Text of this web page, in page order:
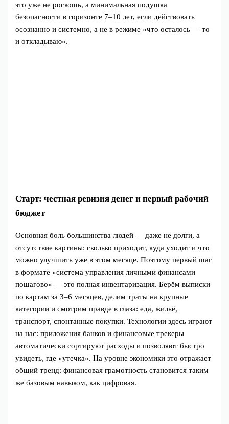
это уже не роскошь, а минимальная подушка
безопасности в горизонте 7–10 лет, если действовать
осознанно и системно, а не в режиме «что осталось — то
и откладываю».
Старт: честная ревизия денег и первый рабочий
бюджет
Основная боль большинства людей — даже не долги, а
отсутствие картины: сколько приходит, куда уходит и что
можно улучшить уже в этом месяце. Поэтому первый шаг
в формате «система управления личными финансами
пошагово» — это полная инвентаризация. Берём выписки
по картам за 3–6 месяцев, делим траты на крупные
категории и смотрим правде в глаза: еда, жильё,
транспорт, спонтанные покупки. Технологии здесь играют
на нас: приложения банков и финансовые трекеры
автоматически сортируют расходы и позволяют быстро
увидеть, где «утечка». На уровне экономики это отражает
общий тренд: финансовая грамотность становится таким
же базовым навыком, как цифровая.